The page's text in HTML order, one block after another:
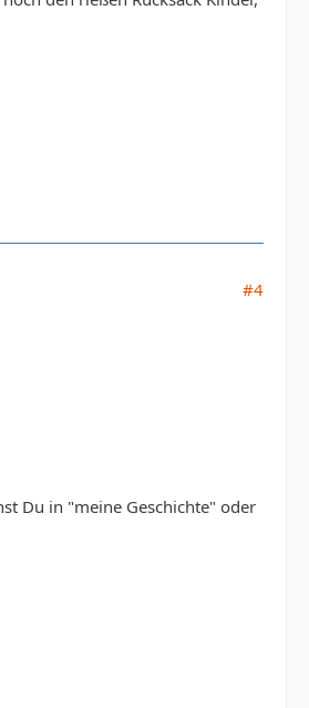
#4
Du in "meine Geschichte" oder